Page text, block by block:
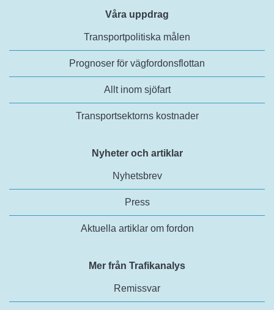
Våra uppdrag
Transportpolitiska målen
Prognoser för vägfordonsflottan
Allt inom sjöfart
Transportsektorns kostnader
Nyheter och artiklar
Nyhetsbrev
Press
Aktuella artiklar om fordon
Mer från Trafikanalys
Remissvar